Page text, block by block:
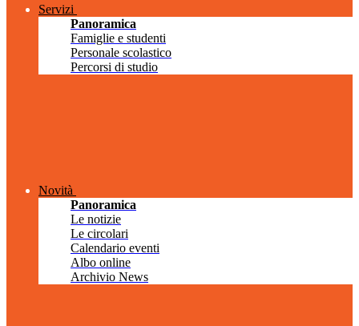
Servizi
Panoramica
Famiglie e studenti
Personale scolastico
Percorsi di studio
Novità
Panoramica
Le notizie
Le circolari
Calendario eventi
Albo online
Archivio News